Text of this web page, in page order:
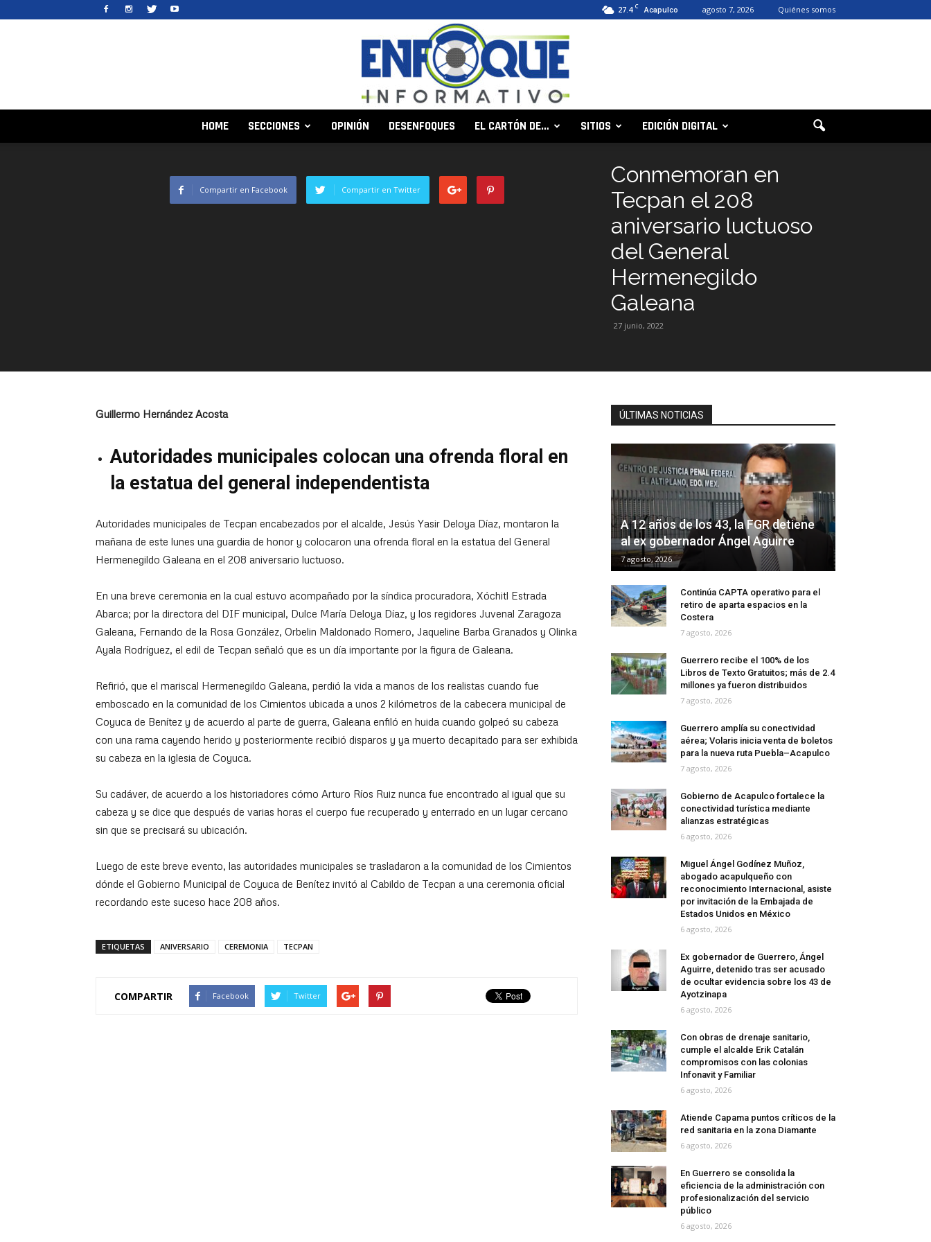
27.4 C Acapulco agosto 7, 2026 Quiénes somos
HOME SECCIONES OPINIÓN DESENFOQUES EL CARTÓN DE… SITIOS EDICIÓN DIGITAL
Conmemoran en
Tecpan el 208
aniversario luctuoso
del General
Hermenegildo
Galeana
27 junio, 2022
Compartir en Facebook Compartir en Twitter
Guillermo Hernández Acosta
Autoridades municipales colocan una ofrenda floral en
la estatua del general independentista
Autoridades municipales de Tecpan encabezados por el alcalde, Jesús Yasir Deloya Díaz, montaron la
mañana de este lunes una guardia de honor y colocaron una ofrenda floral en la estatua del General
Hermenegildo Galeana en el 208 aniversario luctuoso.
En una breve ceremonia en la cual estuvo acompañado por la síndica procuradora, Xóchitl Estrada
Abarca; por la directora del DIF municipal, Dulce María Deloya Díaz, y los regidores Juvenal Zaragoza
Galeana, Fernando de la Rosa González, Orbelin Maldonado Romero, Jaqueline Barba Granados y Olinka
Ayala Rodríguez, el edil de Tecpan señaló que es un día importante por la figura de Galeana.
Refirió, que el mariscal Hermenegildo Galeana, perdió la vida a manos de los realistas cuando fue
emboscado en la comunidad de los Cimientos ubicada a unos 2 kilómetros de la cabecera municipal de
Coyuca de Benítez y de acuerdo al parte de guerra, Galeana enfiló en huida cuando golpeó su cabeza
con una rama cayendo herido y posteriormente recibió disparos y ya muerto decapitado para ser exhibida
su cabeza en la iglesia de Coyuca.
Su cadáver, de acuerdo a los historiadores cómo Arturo Ríos Ruiz nunca fue encontrado al igual que su
cabeza y se dice que después de varias horas el cuerpo fue recuperado y enterrado en un lugar cercano
sin que se precisará su ubicación.
Luego de este breve evento, las autoridades municipales se trasladaron a la comunidad de los Cimientos
dónde el Gobierno Municipal de Coyuca de Benítez invitó al Cabildo de Tecpan a una ceremonia oficial
recordando este suceso hace 208 años.
ETIQUETAS ANIVERSARIO CEREMONIA TECPAN
COMPARTIR Facebook Twitter
ÚLTIMAS NOTICIAS
A 12 años de los 43, la FGR detiene
al ex gobernador Ángel Aguirre
7 agosto, 2026
Continúa CAPTA operativo para el
retiro de aparta espacios en la
Costera
7 agosto, 2026
Guerrero recibe el 100% de los
Libros de Texto Gratuitos; más de 2.4
millones ya fueron distribuidos
7 agosto, 2026
Guerrero amplía su conectividad
aérea; Volaris inicia venta de boletos
para la nueva ruta Puebla–Acapulco
7 agosto, 2026
Gobierno de Acapulco fortalece la
conectividad turística mediante
alianzas estratégicas
6 agosto, 2026
Miguel Ángel Godínez Muñoz,
abogado acapulqueño con
reconocimiento Internacional, asiste
por invitación de la Embajada de
Estados Unidos en México
6 agosto, 2026
Ex gobernador de Guerrero, Ángel
Aguirre, detenido tras ser acusado
de ocultar evidencia sobre los 43 de
Ayotzinapa
6 agosto, 2026
Con obras de drenaje sanitario,
cumple el alcalde Erik Catalán
compromisos con las colonias
Infonavit y Familiar
6 agosto, 2026
Atiende Capama puntos críticos de la
red sanitaria en la zona Diamante
6 agosto, 2026
En Guerrero se consolida la
eficiencia de la administración con
profesionalización del servicio
público
6 agosto, 2026